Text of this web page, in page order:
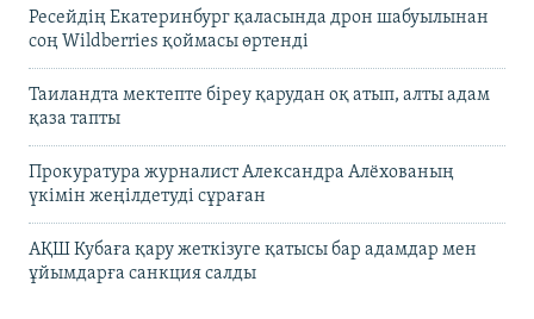
Ресейдің Екатеринбург қаласында дрон шабуылынан
соң Wildberries қоймасы өртенді
Таиландта мектепте біреу қарудан оқ атып, алты адам
қаза тапты
Прокуратура журналист Александра Алёхованың
үкімін жеңілдетуді сұраған
АҚШ Кубаға қару жеткізуге қатысы бар адамдар мен
ұйымдарға санкция салды